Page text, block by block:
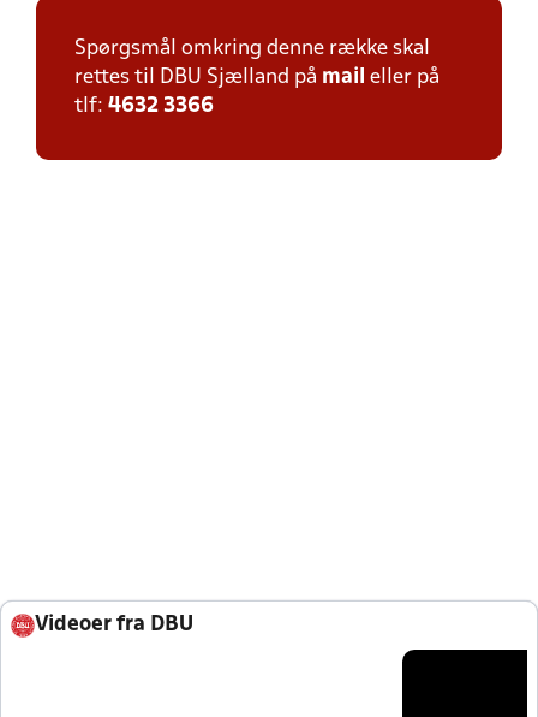
Spørgsmål omkring denne række skal
rettes til DBU Sjælland på mail eller på
tlf: 4632 3366
Videoer fra DBU